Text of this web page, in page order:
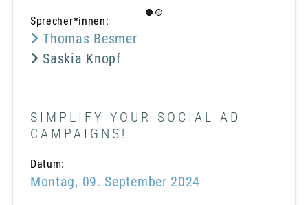
Sprecher*innen:
Thomas Besmer
Saskia Knopf
SIMPLIFY YOUR SOCIAL AD
CAMPAIGNS!
Datum:
Montag, 09. September 2024